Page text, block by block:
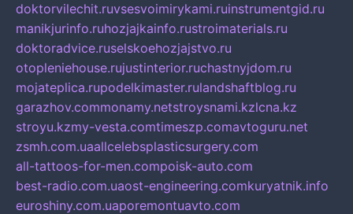
doktorvilechit.ruvsesvoimirykami.ruinstrumentgid.ru
manikjurinfo.ruhozjajkainfo.rustroimaterials.ru
doktoradvice.ruselskoehozjajstvo.ru
otopleniehouse.rujustinterior.ruchastnyjdom.ru
mojateplica.rupodelkimaster.rulandshaftblog.ru
garazhov.commonamy.netstroysnami.kzlcna.kz
stroyu.kzmy-vesta.comtimeszp.comavtoguru.net
zsmh.com.uaallcelebsplasticsurgery.com
all-tattoos-for-men.compoisk-auto.com
best-radio.com.uaost-engineering.comkuryatnik.info
euroshiny.com.uaporemontuavto.com